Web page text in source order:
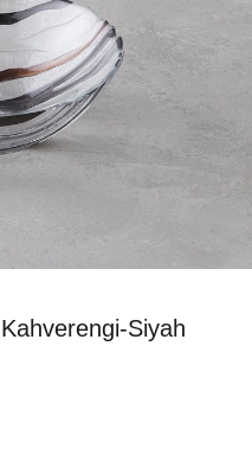
Siyah